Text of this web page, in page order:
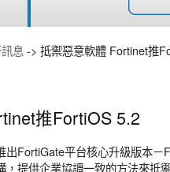
息 -> 抵禦惡意軟體 Fortinet推
推FortiOS 5.2
出FortiGate平台核心升級版本
，提供企業協調一致的方法來